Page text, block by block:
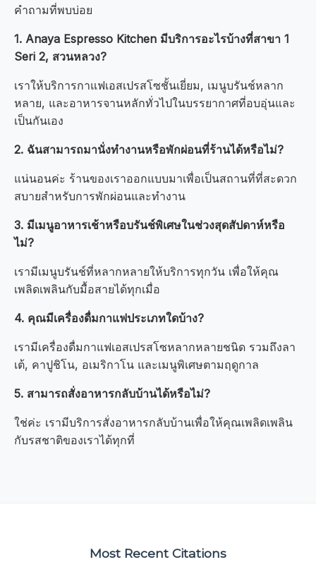
คำถามที่พบบ่อย
1. Anaya Espresso Kitchen มีบริการอะไรบ้างที่สาขา 1
Seri 2, สวนหลวง?
เราให้บริการกาแฟเอสเปรสโซชั้นเยี่ยม, เมนูบรันช์หลาก
หลาย, และอาหารจานหลักทั่วไปในบรรยากาศที่อบอุ่นและ
เป็นกันเอง
2. ฉันสามารถมานั่งทำงานหรือพักผ่อนที่ร้านได้หรือไม่?
แน่นอนค่ะ ร้านของเราออกแบบมาเพื่อเป็นสถานที่ที่สะดวก
สบายสำหรับการพักผ่อนและทำงาน
3. มีเมนูอาหารเช้าหรือบรันช์พิเศษในช่วงสุดสัปดาห์หรือ
ไม่?
เรามีเมนูบรันช์ที่หลากหลายให้บริการทุกวัน เพื่อให้คุณ
เพลิดเพลินกับมื้อสายได้ทุกเมื่อ
4. คุณมีเครื่องดื่มกาแฟประเภทใดบ้าง?
เรามีเครื่องดื่มกาแฟเอสเปรสโซหลากหลายชนิด รวมถึงลา
เต้, คาปูชิโน, อเมริกาโน และเมนูพิเศษตามฤดูกาล
5. สามารถสั่งอาหารกลับบ้านได้หรือไม่?
ใช่ค่ะ เรามีบริการสั่งอาหารกลับบ้านเพื่อให้คุณเพลิดเพลิน
กับรสชาติของเราได้ทุกที่
Most Recent Citations